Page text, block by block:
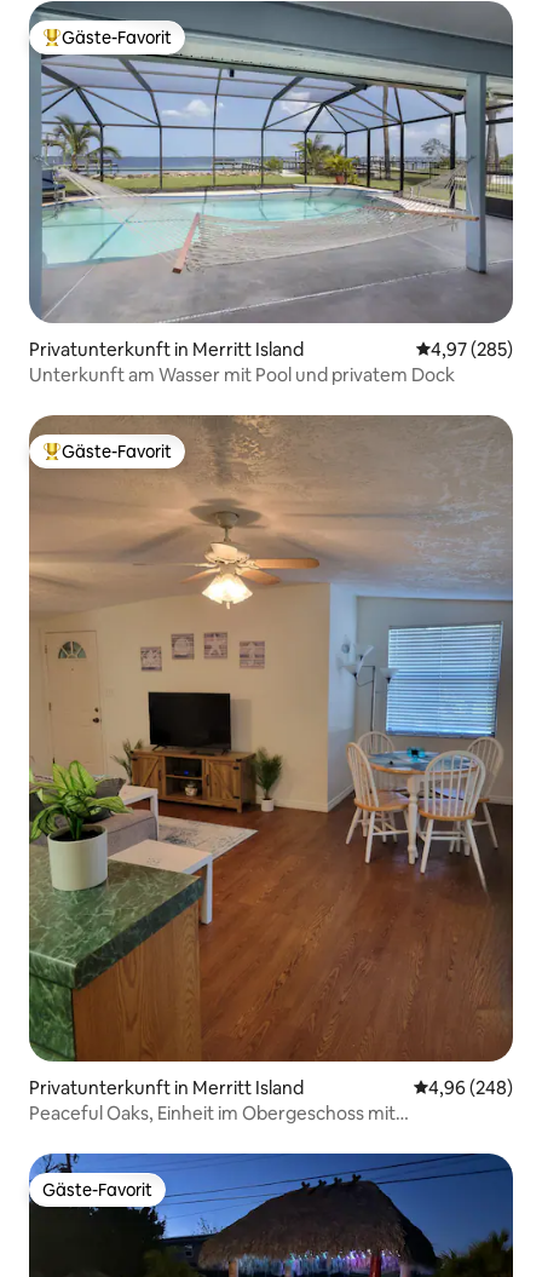
Beliebter Gäste-Favorit.
Gäste-Favorit
Privatunterkunft in Merritt Island
4,97 (285)
Unterkunft am Wasser mit Pool und privatem Dock
Beliebter Gäste-Favorit.
Gäste-Favorit
Privatunterkunft in Merritt Island
4,96 (248)
Peaceful Oaks, Einheit im Obergeschoss mit
Gäste-Favorit
Gäste-Favorit